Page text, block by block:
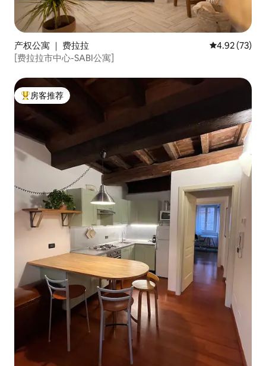
产权公寓 ｜ 费拉拉 平均评分
4.92 (73)
[费拉拉市中心-SABI公寓]
热门「房客推荐」
房客推荐